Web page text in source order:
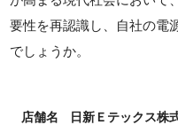
要性を再認識し、自社の電
でしょうか。
店舗名 日新Ｅテックス株